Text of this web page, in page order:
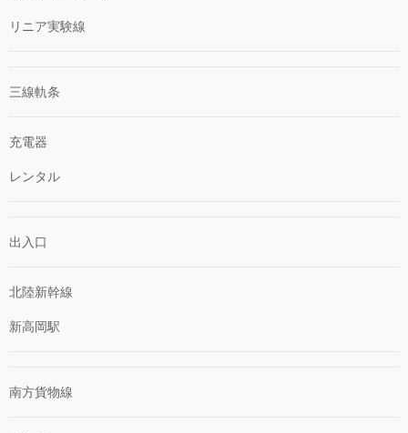
リニア実験線
三線軌条
充電器
レンタル
出入口
北陸新幹線
新高岡駅
南方貨物線